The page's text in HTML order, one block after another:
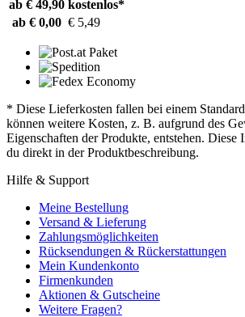
ab € 49,90 kostenlos*
ab € 0,00 € 5,49
* Diese Lieferkosten fallen bei einem
können weitere Kosten, z. B. aufgrund des
Eigenschaften der Produkte, entstehen. Diese
du direkt in der Produktbeschreibung.
Hilfe & Support
Meine Bestellung
Versand & Lieferung
Zahlungsmöglichkeiten
Rücksendungen & Rückerstattungen
Mein Kundenkonto
Firmenkunden
Aktionen & Gutscheine
Weitere Fragen?